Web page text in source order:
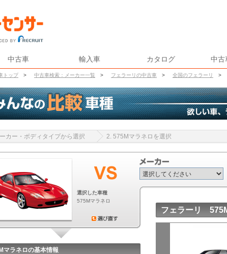
中古車 輸入車 カタログ 中古
トップ > 中古車検索：メーカー一覧 > フェラーリの中古車 > 全国のフェラーリ >
カー・ボディタイプから選択 2. 575Mマラネロを選択
選択した車種
575Mマラネロ
マラネロの基本情報
フェラーリ